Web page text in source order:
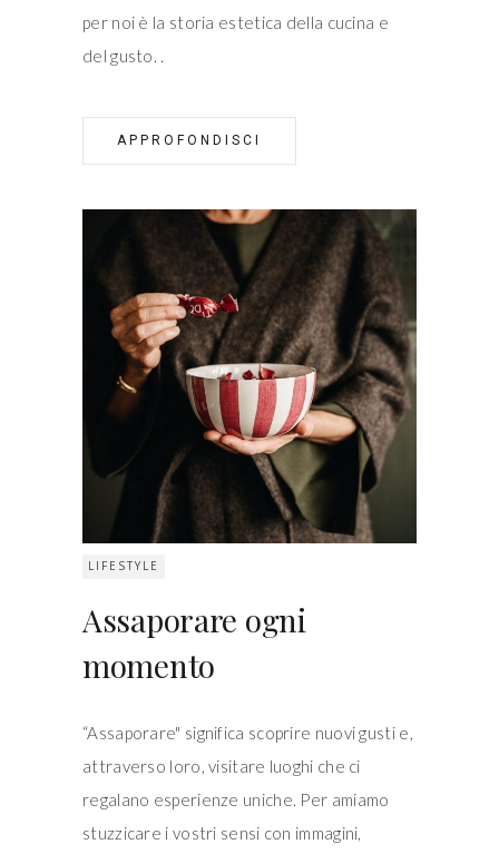
per noi è la storia estetica della cucina e
del gusto.
APPROFONDISCI
LIFESTYLE
Assaporare ogni
momento
“Assaporare" significa scoprire nuovi gusti e,
attraverso loro, visitare luoghi che ci
regalano esperienze uniche. Per amiamo
stuzzicare i vostri sensi con immagini,